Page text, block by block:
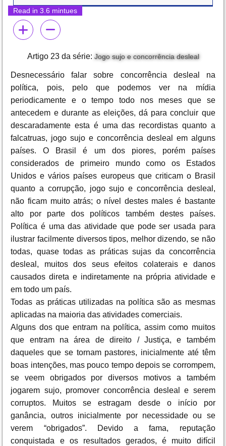
Read in 3.6 mintues
Artigo 23 da série: Jogo sujo e concorrência desleal
Desnecessário falar sobre concorrência desleal na
política, pois, pelo que podemos ver na mídia
periodicamente e o tempo todo nos meses que se
antecedem e durante as eleições, dá para concluir que
descaradamente esta é uma das recordistas quanto a
falcatruas, jogo sujo e concorrência desleal em alguns
países. O Brasil é um dos piores, porém países
considerados de primeiro mundo como os Estados
Unidos e vários países europeus que criticam o Brasil
quanto a corrupção, jogo sujo e concorrência desleal,
não ficam muito atrás; o nível destes males é bastante
alto por parte dos políticos também destes países.
Política é uma das atividade que pode ser usada para
ilustrar facilmente diversos tipos, melhor dizendo, se não
todas, quase todas as práticas sujas da concorrência
desleal, muitos dos seus efeitos colaterais e danos
causados direta e indiretamente na própria atividade e
em todo um país.
Todas as práticas utilizadas na política são as mesmas
aplicadas na maioria das atividades comerciais.
Alguns dos que entram na política, assim como muitos
que entram na área de direito / Justiça, e também
daqueles que se tornam pastores, inicialmente até têm
boas intenções, mas pouco tempo depois se corrompem,
se veem obrigados por diversos motivos a também
jogarem sujo, promover concorrência desleal e serem
corruptos. Muitos se estragam desde o início por
ganância, outros inicialmente por necessidade ou se
verem “obrigados”. Devido a fama, reputação
conquistada e os resultados gerados, é muito difícil